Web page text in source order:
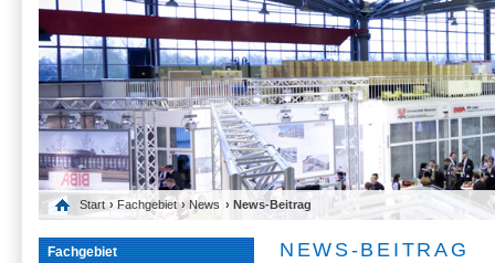
Start › Fachgebiet › News › News-Beitrag
Fachgebiet NEWS-BEITRAG